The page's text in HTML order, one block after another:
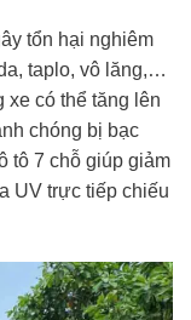
tổn hại nghiêm
taplo, vô lăng,…
xe có thể tăng lên
chóng bị bạc
tô 7 chỗ giúp giảm
UV trực tiếp chiếu